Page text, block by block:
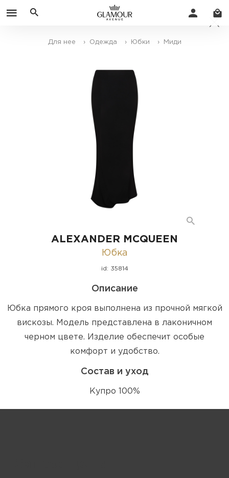
Для нее › Одежда › Юбки › Миди
ALEXANDER MCQUEEN
Юбка
id: 35814
Описание
Юбка прямого кроя выполнена из прочной мягкой
вискозы. Модель представлена в лаконичном
черном цвете. Изделие обеспечит особые
комфорт и удобство.
Состав и уход
Купро 100%